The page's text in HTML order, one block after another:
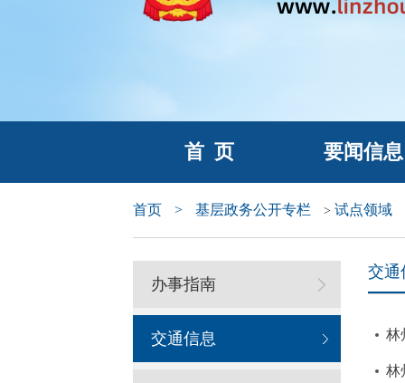
首 页 要闻信息
首页 > 基层政务公开专栏 > 试点领域
办事指南
交通信息
交通
林
林